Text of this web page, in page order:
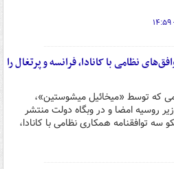
نظامی با کانادا، فرانسه و پرتغال را
که توسط «میخائیل میشوستین»،
روسیه امضا و در وبگاه دولت منتشر
توافقنامه همکاری نظامی با کانادا،